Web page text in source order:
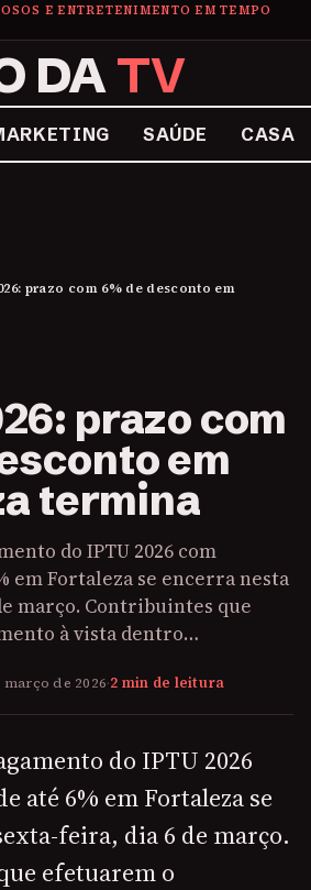
E ENTRETENIMENTO EM TEMPO
DATV
SAÚDE CASA
prazo com 6% de desconto em
prazo com
em
termina
do IPTU 2026 com
em Fortaleza se encerra nesta
março. Contribuintes que
à vista dentro…
março de 2026·2 min de leitura
do IPTU 2026
até 6% em Fortaleza se
feira, dia 6 de março.
efetuarem o